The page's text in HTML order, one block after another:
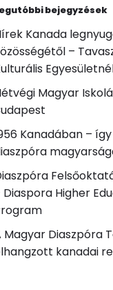
bejegyzések
Kanada
–
Magyar
Kanadában –
Diaspora Higher
Magyar Diaszpóra
kanadai